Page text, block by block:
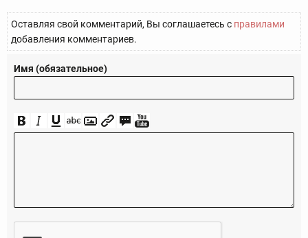
Оставляя свой комментарий, Вы соглашаетесь с правилами
добавления комментариев.
Имя (обязательное)